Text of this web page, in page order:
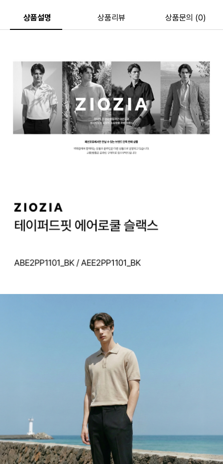
상품설명 상품리뷰 상품문의 (0)